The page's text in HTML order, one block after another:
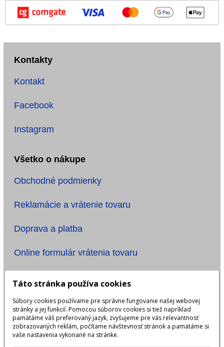
Kontakty
Kontakt
Facebook
Instagram
Všetko o nákupe
Obchodné podmienky
Reklamácie a vrátenie tovaru
Doprava a platba
Online formulár vrátenia tovaru
Informácie
Ochrana osobných údajov
Názov účtu: ONE TIME, s.r.o.
IBAN: SK6483300000002401923999
Táto stránka používa cookies
Súbory cookies používame pre správne fungovanie našej webovej
stránky a jej funkcií. Pomocou súborov cookies si tiež napríklad
pamätáme váš preferovaný jazyk, zvyšujeme pre vás relevantnosť
zobrazovaných reklám, počítame návštevnosť stránok a pamätáme si
vaše nastavenia vykonané na stránke.